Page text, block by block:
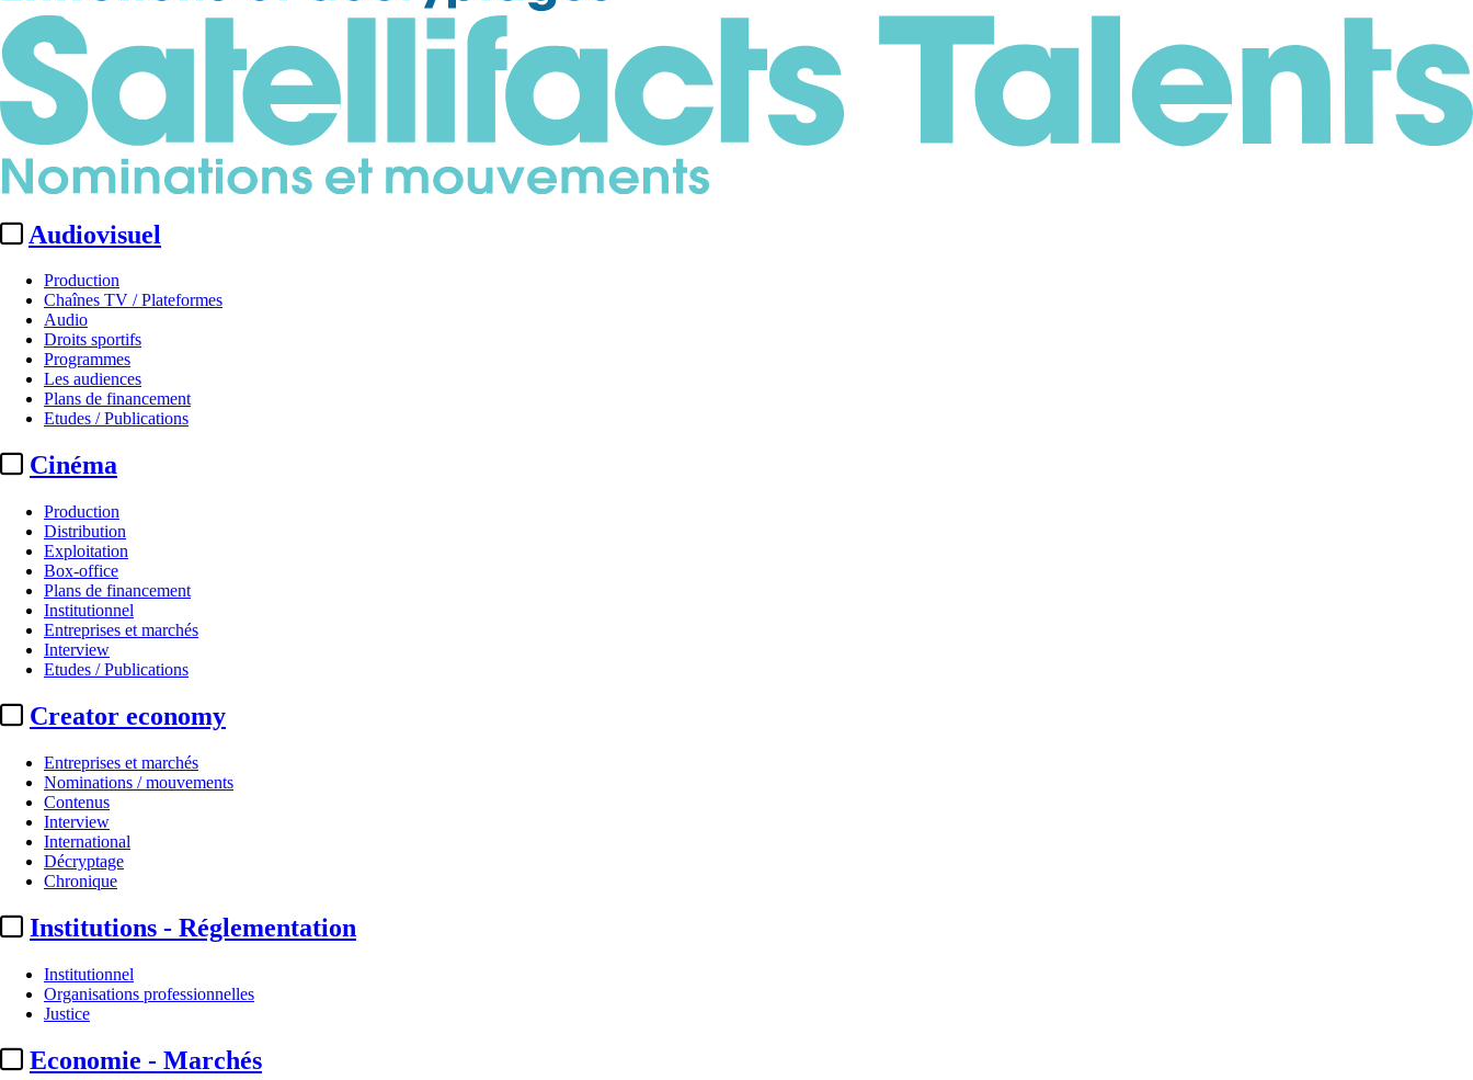
Audiovisuel
Production
Chaînes TV / Plateformes
Audio
Droits sportifs
Programmes
Les audiences
Plans de financement
Etudes / Publications
Cinéma
Production
Distribution
Exploitation
Box-office
Plans de financement
Institutionnel
Entreprises et marchés
Interview
Etudes / Publications
Creator economy
Entreprises et marchés
Nominations / mouvements
Contenus
Interview
International
Décryptage
Chronique
Institutions - Réglementation
Institutionnel
Organisations professionnelles
Justice
Economie - Marchés
Institutionnel
Radio France :
Actualité n° 319411| Publié le 25 avr. 2025 16:24
...